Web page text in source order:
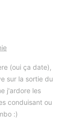
(oui ça date),
sur la sortie du
j'ardore les
conduisant ou
:)